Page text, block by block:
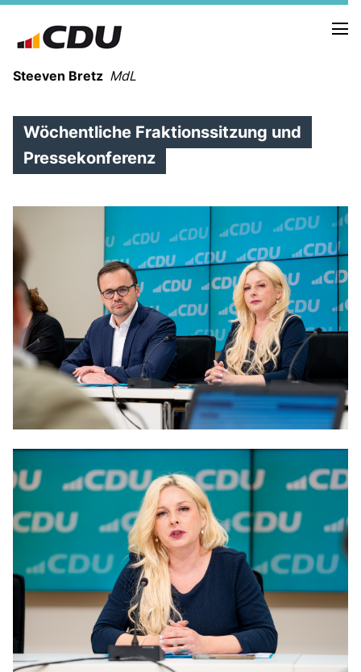
Steeven Bretz MdL
PRESSEFOTOS
MEIN BÜRGERBÜRO
MEIN WAHLKREIS
ZIELE
Redebeiträge
Anträge CDU
Kleine Anfragen
CDU Deutschland
CDU Fraktion im Brandenburger Landtag
CDU Brandenburg
CDU Potsdam
Wöchentliche Fraktionssitzung und
Pressekonferenz